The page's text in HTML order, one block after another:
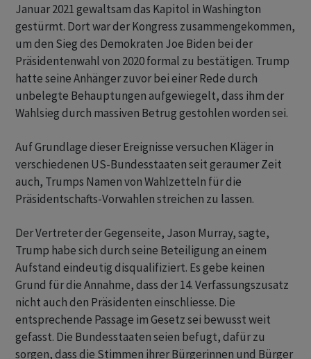
Januar 2021 gewaltsam das Kapitol in Washington
gestürmt. Dort war der Kongress zusammengekommen,
um den Sieg des Demokraten Joe Biden bei der
Präsidentenwahl von 2020 formal zu bestätigen. Trump
hatte seine Anhänger zuvor bei einer Rede durch
unbelegte Behauptungen aufgewiegelt, dass ihm der
Wahlsieg durch massiven Betrug gestohlen worden sei.
Auf Grundlage dieser Ereignisse versuchen Kläger in
verschiedenen US-Bundesstaaten seit geraumer Zeit
auch, Trumps Namen von Wahlzetteln für die
Präsidentschafts-Vorwahlen streichen zu lassen.
Der Vertreter der Gegenseite, Jason Murray, sagte,
Trump habe sich durch seine Beteiligung an einem
Aufstand eindeutig disqualifiziert. Es gebe keinen
Grund für die Annahme, dass der 14. Verfassungszusatz
nicht auch den Präsidenten einschliesse. Die
entsprechende Passage im Gesetz sei bewusst weit
gefasst. Die Bundesstaaten seien befugt, dafür zu
sorgen, dass die Stimmen ihrer Bürgerinnen und Bürger